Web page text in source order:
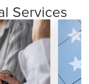
Services